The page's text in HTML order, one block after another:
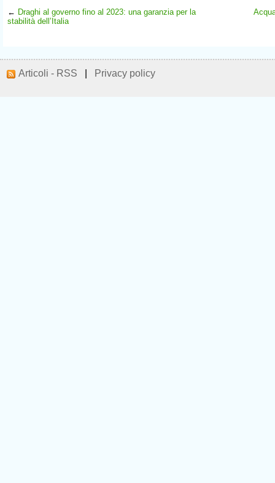
← Draghi al governo fino al 2023: una garanzia per la
stabilità dell’Italia
Articoli - RSS Privacy policy